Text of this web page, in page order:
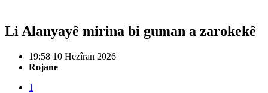
Li Alanyayê mirina bi guman a zarokekê
19:58 10 Hezîran 2026
Rojane
1